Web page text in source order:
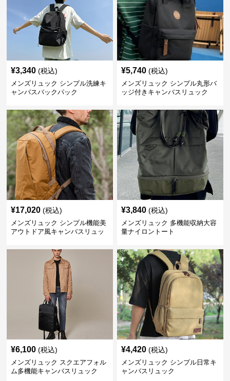
¥3,340 (税込)
メンズリュック シンプル洗練キ
ャンバスバックパック
¥5,740 (税込)
メンズリュック シンプル丸形バ
ッジ付きキャンバスリュック
¥17,020 (税込)
メンズリュック シンプル機能美
アウトドア風キャンバスリュッ
¥3,840 (税込)
メンズリュック 多機能収納大容
量ナイロントート
¥6,100 (税込)
メンズリュック スクエアフォル
ム多機能キャンバスリュック
¥4,420 (税込)
メンズリュック シンプル日常キ
ャンバスリュック